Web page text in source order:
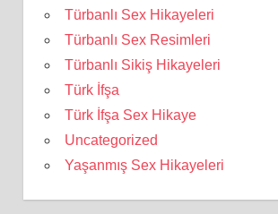
Türbanlı Sex Hikayeleri
Türbanlı Sex Resimleri
Türbanlı Sikiş Hikayeleri
Türk İfşa
Türk İfşa Sex Hikaye
Uncategorized
Yaşanmış Sex Hikayeleri